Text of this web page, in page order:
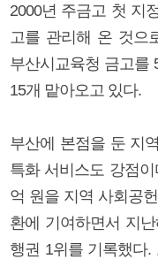
2000년 주금고 첫 지
고를 관리해 온 것으
부산시교육청 금고를
15개 맡아오고 있다.
부산에 본점을 둔 지
특화 서비스도 강점
억 원을 지역 사회공
환에 기여하면서 지
행권 1위를 기록했다